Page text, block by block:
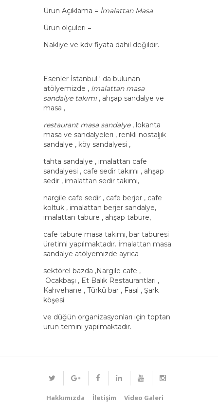
Ürün Açıklama = İmalattan Masa
Ürün ölçüleri =
Nakliye ve kdv fiyata dahil değildir.
Esenler İstanbul ' da bulunan
atölyemizde , imalattan masa
sandalye takımı , ahşap sandalye ve
masa ,
restaurant masa sandalye , lokanta
masa ve sandalyeleri , renkli nostaljik
sandalye , köy sandalyesi ,
tahta sandalye , imalattan cafe
sandalyesi , cafe sedir takımı , ahşap
sedir , imalattan sedir takımı,
nargile cafe sedir , cafe berjer , cafe
koltuk , imalattan berjer sandalye,
imalattan tabure , ahşap tabure,
cafe tabure masa takımı, bar taburesi
üretimi yapılmaktadır. İmalattan masa
sandalye atölyemizde ayrıca
sektörel bazda ,Nargile cafe ,
Ocakbaşı , Et Balık Restaurantları ,
Kahvehane , Türkü bar , Fasıl , Şark
köşesi
ve düğün organizasyonları için toptan
ürün temini yapılmaktadır.
Hakkımızda İletişim
Video Galeri